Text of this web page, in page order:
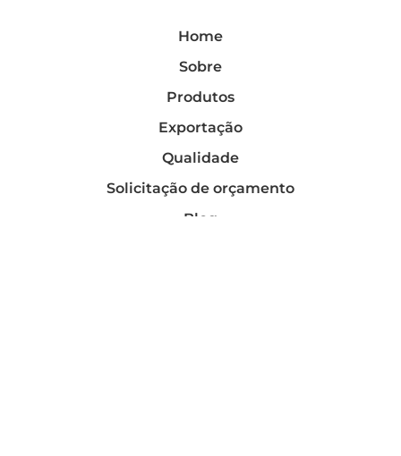
Home
Sobre
Produtos
Exportação
Qualidade
Solicitação de orçamento
Blog